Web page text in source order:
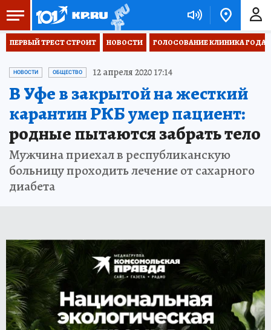
ПЕРВЫЙ ТРЕСТ СТРОИТ НОВОСТИ ГОЛОСОВАНИЕ КЛИНИКА ГОДА
НОВОСТИ ОБЩЕСТВО 12 апреля 2020 17:14
В Уфе в закрытой на жесткий
карантин РКБ умер пациент:
родные пытаются забрать тело
Мужчина приехал в республиканскую
больницу проходить лечение от сахарного
диабета